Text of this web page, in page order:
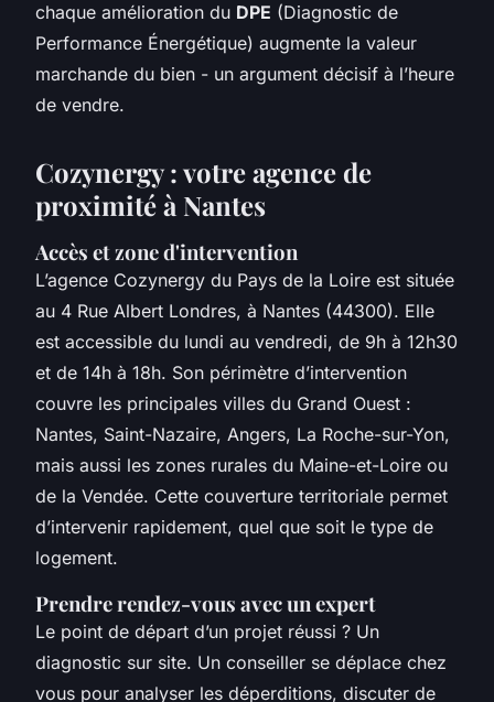
chaque amélioration du DPE (Diagnostic de
Performance Énergétique) augmente la valeur
marchande du bien - un argument décisif à l’heure
de vendre.
Cozynergy : votre agence de
proximité à Nantes
Accès et zone d'intervention
L’agence Cozynergy du Pays de la Loire est située
au 4 Rue Albert Londres, à Nantes (44300). Elle
est accessible du lundi au vendredi, de 9h à 12h30
et de 14h à 18h. Son périmètre d’intervention
couvre les principales villes du Grand Ouest :
Nantes, Saint-Nazaire, Angers, La Roche-sur-Yon,
mais aussi les zones rurales du Maine-et-Loire ou
de la Vendée. Cette couverture territoriale permet
d’intervenir rapidement, quel que soit le type de
logement.
Prendre rendez-vous avec un expert
Le point de départ d’un projet réussi ? Un
diagnostic sur site. Un conseiller se déplace chez
vous pour analyser les déperditions, discuter de